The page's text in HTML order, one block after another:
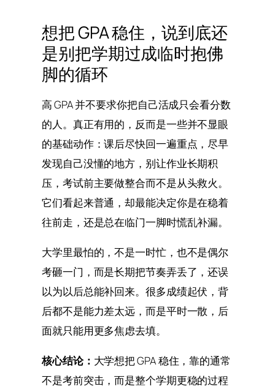
想把 GPA 稳住，说到底还
是别把学期过成临时抱佛
脚的循环
高 GPA 并不要求你把自己活成只会看分数
的人。真正有用的，反而是一些并不显眼
的基础动作：课后尽快回一遍重点，尽早
发现自己没懂的地方，别让作业长期积
压，考试前主要做整合而不是从头救火。
它们看起来普通，却最能决定你是在稳着
往前走，还是总在临门一脚时慌乱补漏。
大学里最怕的，不是一时忙，也不是偶尔
考砸一门，而是长期把节奏弄丢了，还误
以为以后总能补回来。很多成绩起伏，背
后都不是能力差太远，而是平时一散，后
面就只能用更多焦虑去填。
核心结论： 大学想把 GPA 稳住，靠的通常
不是考前突击，而是整个学期更稳的过程